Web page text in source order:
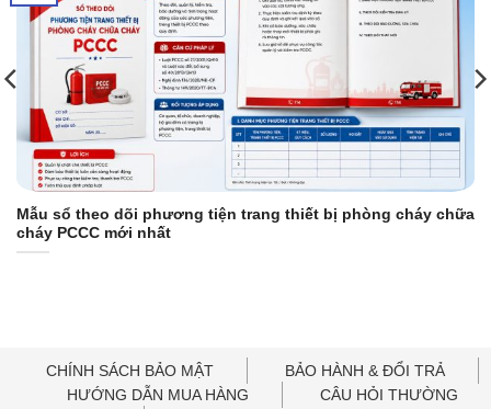
Mẫu sổ theo dõi phương tiện trang thiết bị phòng cháy chữa
cháy PCCC mới nhất
CHÍNH SÁCH BẢO MẬT
BẢO HÀNH & ĐỔI TRẢ
HƯỚNG DẪN MUA HÀNG
CÂU HỎI THƯỜNG